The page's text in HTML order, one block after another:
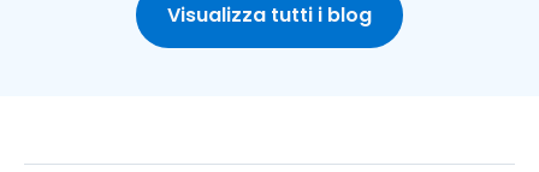
Visualizza tutti i blog